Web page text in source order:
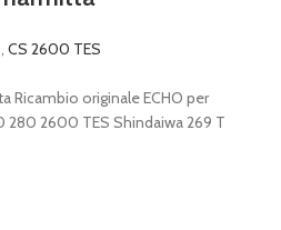
, CS 2600 TES
Ricambio originale ECHO per
2600 TES Shindaiwa 269 T